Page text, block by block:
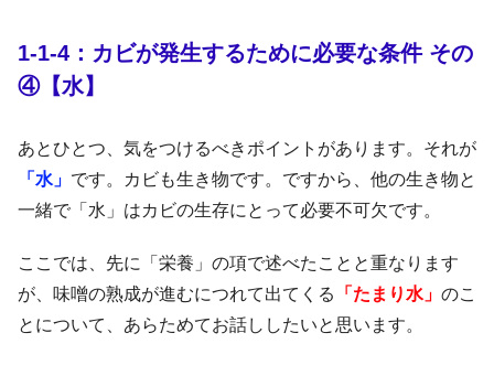
1-1-4：カビが発生するために必要な条件 その
④【水】
あとひとつ、気をつけるべきポイントがあります。それが
「水」 です。カビも生き物です。ですから、他の生き物と
一緒で「水」はカビの生存にとって必要不可欠です。
ここでは、先に「栄養」の項で述べたことと重なります
が、味噌の熟成が進むにつれて出てくる
「たまり水」 のこ
とについて、あらためてお話ししたいと思います。